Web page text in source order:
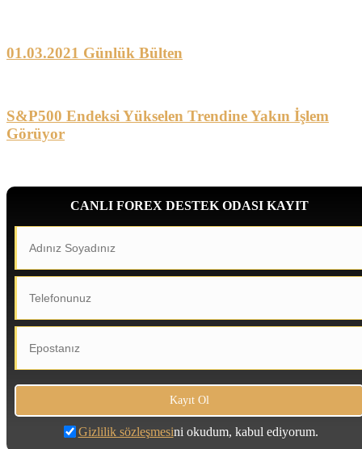
01.03.2021 Günlük Bülten
S&P500 Endeksi Yükselen Trendine Yakın İşlem
Görüyor
CANLI FOREX DESTEK ODASI KAYIT
Gizlilik sözleşmesini okudum, kabul ediyorum.